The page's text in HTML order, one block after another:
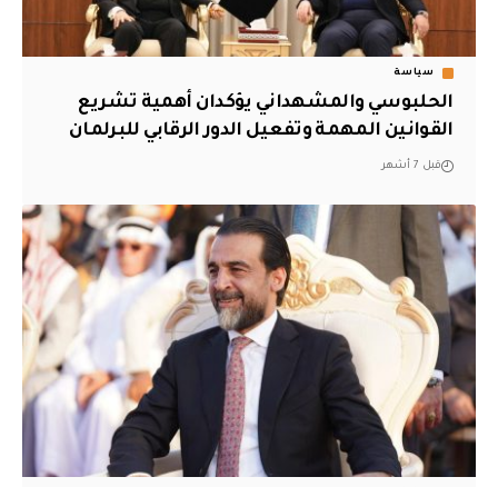
سياسة
الحلبوسي والمشهداني يؤكدان أهمية تشريع
القوانين المهمة وتفعيل الدور الرقابي للبرلمان
قبل 7 أشهر